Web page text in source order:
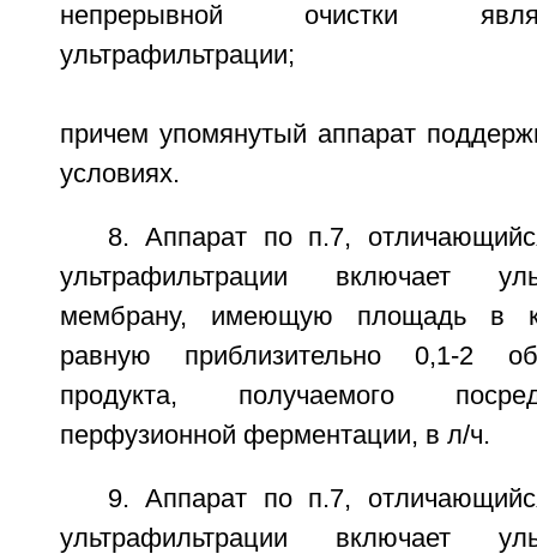
непрерывной очистки
ультрафильтрации;
причем упомянутый аппарат
условиях.
8. Аппарат по п.7,
ультрафильтрации включает
мембрану, имеющую площадь в
равную приблизительно 0,1-2
продукта, получаемого
перфузионной ферментации, в л/ч.
9. Аппарат по п.7,
ультрафильтрации включает